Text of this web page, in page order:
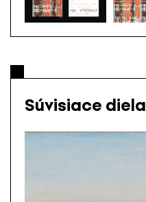
Súvisiace diela